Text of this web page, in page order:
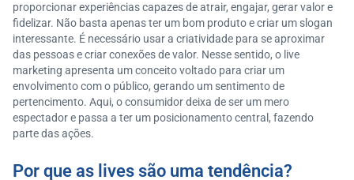
proporcionar experiências capazes de atrair, engajar, gerar valor e
fidelizar. Não basta apenas ter um bom produto e criar um slogan
interessante. É necessário usar a criatividade para se aproximar
das pessoas e criar conexões de valor. Nesse sentido, o live
marketing apresenta um conceito voltado para criar um
envolvimento com o público, gerando um sentimento de
pertencimento. Aqui, o consumidor deixa de ser um mero
espectador e passa a ter um posicionamento central, fazendo
parte das ações.
Por que as lives são uma tendência?